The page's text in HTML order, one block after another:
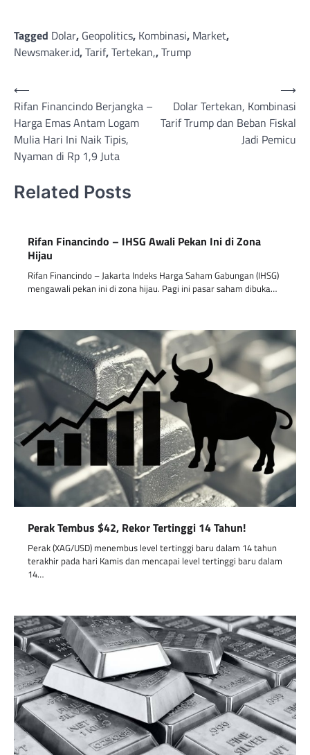
Tagged Dolar, Geopolitics, Kombinasi, Market,
Newsmaker.id,Tarif,Tertekan,,Trump
Post
navigation
⟵
Rifan Financindo Berjangka –
Harga Emas Antam Logam
Mulia Hari Ini Naik Tipis,
Nyaman di Rp 1,9 Juta
Dolar Tertekan, Kombinasi
Tarif Trump dan Beban Fiskal
Jadi Pemicu
⟶
Related Posts
Rifan Financindo – IHSG Awali Pekan Ini di Zona
Hijau
Rifan Financindo – Jakarta Indeks Harga Saham Gabungan (IHSG)
mengawali pekan ini di zona hijau. Pagi ini pasar saham dibuka…
Perak Tembus $42, Rekor Tertinggi 14 Tahun!
Perak (XAG/USD) menembus level tertinggi baru dalam 14 tahun
terakhir pada hari Kamis dan mencapai level tertinggi baru dalam
14…